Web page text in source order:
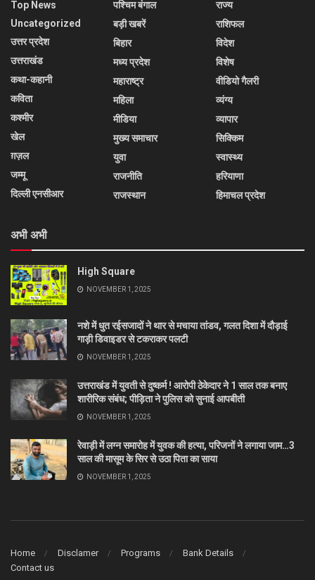
Top News
Uncategorized
उत्तर प्रदेश
उत्तराखंड
कथा-कहानी
कविता
कश्मीर
खेल
ग़ज़ल
जम्मू
दिल्ली एनसीआर
पश्चिम बंगाल
बड़ी खबरें
बिहार
मध्य प्रदेश
महाराष्ट्र
महिला
मीडिया
मुख्य समाचार
युवा
राजनीति
राजस्थान
राज्य
राशिफल
विदेश
विशेष
वीडियो गैलरी
व्यंग्य
व्यापार
सिक्किम
स्वास्थ्य
हरियाणा
हिमाचल प्रदेश
अभी अभी
High Square
NOVEMBER 1, 2025
नशे में धुत रईसजादों ने थार से मचाया तांडव, गलत दिशा में दौड़ाई
गाड़ी डिवाइडर से टकराकर पलटी
NOVEMBER 1, 2025
उत्तराखंड में युवती से दुष्कर्म ! आरोपी ठेकेदार ने 1 साल तक बनाए
शारीरिक संबंध; पीड़िता ने पुलिस को सुनाई आपबीती
NOVEMBER 1, 2025
रेवाड़ी में लग्न समारोह में युवक की हत्या, परिजनों ने लगाया जाम…3
साल की मासूम के सिर से उठा पिता का साया
NOVEMBER 1, 2025
Home Disclamer Programs
Bank Details
Contact us